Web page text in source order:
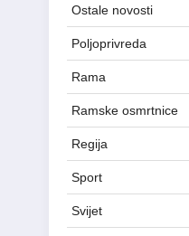
Ostale novosti
Poljoprivreda
Rama
Ramske osmrtnice
Regija
Sport
Svijet